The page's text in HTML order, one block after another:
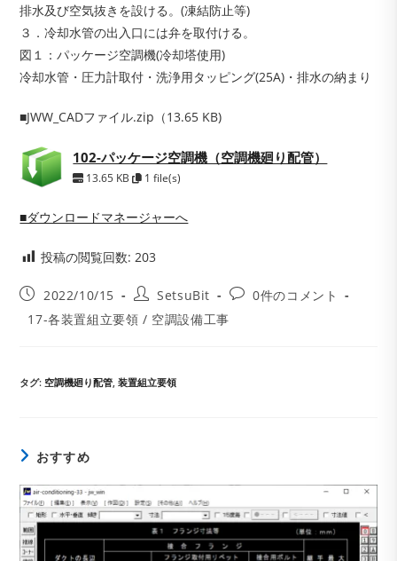
排水及び空気抜きを設ける。(凍結防止等)
３．冷却水管の出入口には弁を取付ける。
図１：パッケージ空調機(冷却塔使用)
冷却水管・圧力計取付・洗浄用タッピング(25A)・排水の納まり
■JWW_CADファイル.zip（13.65 KB)
102-パッケージ空調機（空調機廻り配管）
13.65 KB 1 file(s)
■ダウンロードマネージャーへ
投稿の閲覧回数: 203
投
公
2022/10/15
投
者:
SetsuBit
投
コ
0件のコメント
投
ゴ
17-各装置組立要領 / 空調設備工事
タグ: 空調機廻り配管 装置組立要領
おすすめ